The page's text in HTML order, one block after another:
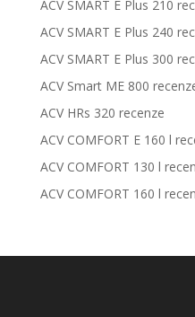
ACV SMART E Plus 210
ACV SMART E Plus 240
ACV SMART E Plus 300
ACV Smart ME 800
ACV HRs 320 recenze
ACV COMFORT E 160 l
ACV COMFORT 130 l
ACV COMFORT 160 l